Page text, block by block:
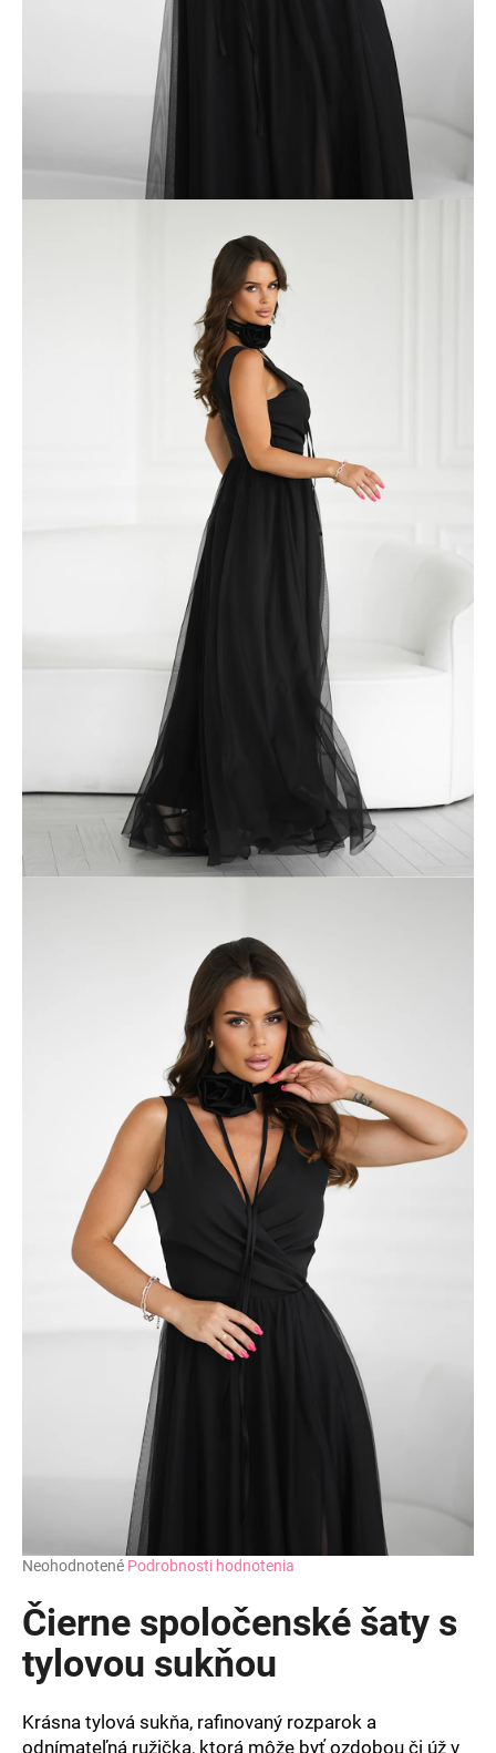
Priemerné
produktu
je
0,0
z
hviezdičiek.
Neohodnotené Podrobnosti hodnotenia
Čierne spoločenské šaty s
tylovou sukňou
Krásna tylová sukňa, rafinovaný rozparok a
odnímateľná ružička, ktorá môže byť ozdobou či úž v